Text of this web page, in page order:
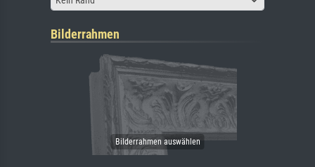
Bilderrahmen